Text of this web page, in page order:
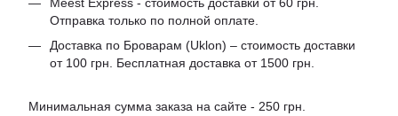
Отправка только по полной оплате.
Доставка по Броварам (Uklon) – стоимость доставки
от 100 грн. Бесплатная доставка от 1500 грн.
Минимальная сумма заказа на сайте - 250 грн.